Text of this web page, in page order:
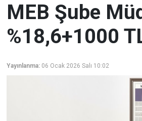
MEB Şube
%18,6+1000
Yayınlanma: 06 Ocak 2026 Salı 10:02